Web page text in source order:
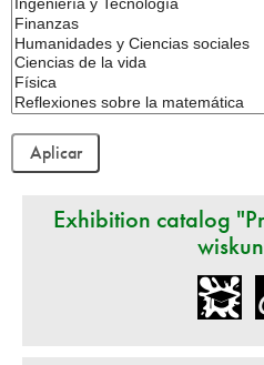
Exhibition catalog